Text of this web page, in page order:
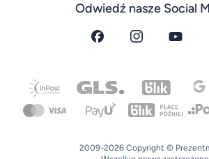
Odwiedź nasze Social
2009-2026 Copyright ©